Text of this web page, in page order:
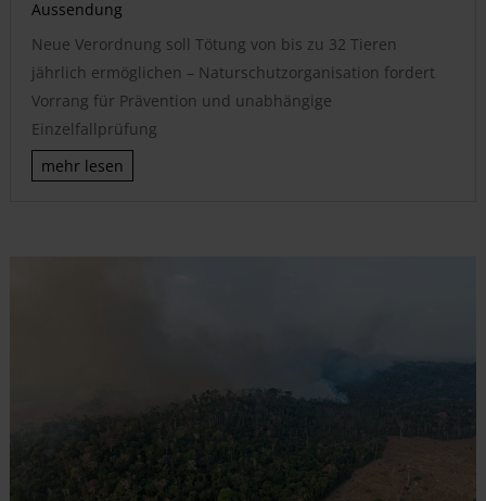
Aussendung
Neue Verordnung soll Tötung von bis zu 32 Tieren
jährlich ermöglichen – Naturschutzorganisation fordert
Vorrang für Prävention und unabhängige
Einzelfallprüfung
mehr lesen